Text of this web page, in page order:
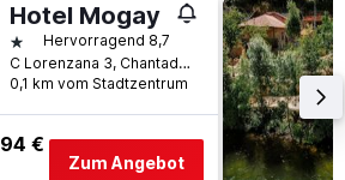
Hotel Mogay
1 SternHervorragend 8,7
C Lorenzana 3, Chantada, Galicien, Spanien
0,1 km vom Stadtzentrum
94 €
Zum Angebot